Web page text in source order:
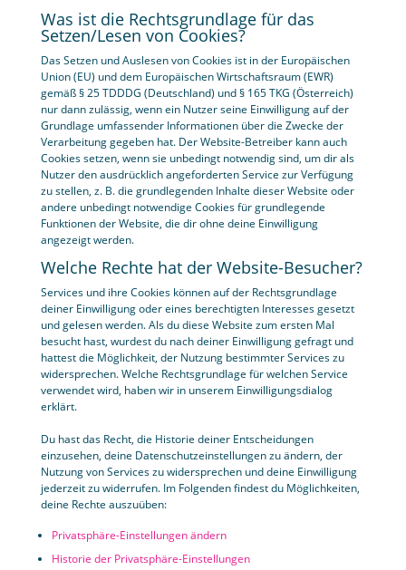
Was ist die Rechtsgrundlage für das
Setzen/Lesen von Cookies?
Das Setzen und Auslesen von Cookies ist in der Europäischen
Union (EU) und dem Europäischen Wirtschaftsraum (EWR)
gemäß § 25 TDDDG (Deutschland) und § 165 TKG (Österreich)
nur dann zulässig, wenn ein Nutzer seine Einwilligung auf der
Grundlage umfassender Informationen über die Zwecke der
Verarbeitung gegeben hat. Der Website-Betreiber kann auch
Cookies setzen, wenn sie unbedingt notwendig sind, um dir als
Nutzer den ausdrücklich angeforderten Service zur Verfügung
zu stellen, z. B. die grundlegenden Inhalte dieser Website oder
andere unbedingt notwendige Cookies für grundlegende
Funktionen der Website, die dir ohne deine Einwilligung
angezeigt werden.
Welche Rechte hat der Website-Besucher?
Services und ihre Cookies können auf der Rechtsgrundlage
deiner Einwilligung oder eines berechtigten Interesses gesetzt
und gelesen werden. Als du diese Website zum ersten Mal
besucht hast, wurdest du nach deiner Einwilligung gefragt und
hattest die Möglichkeit, der Nutzung bestimmter Services zu
widersprechen. Welche Rechtsgrundlage für welchen Service
verwendet wird, haben wir in unserem Einwilligungsdialog
erklärt.
Du hast das Recht, die Historie deiner Entscheidungen
einzusehen, deine Datenschutzeinstellungen zu ändern, der
Nutzung von Services zu widersprechen und deine Einwilligung
jederzeit zu widerrufen. Im Folgenden findest du Möglichkeiten,
deine Rechte auszuüben:
Privatsphäre-Einstellungen ändern
Historie der Privatsphäre-Einstellungen